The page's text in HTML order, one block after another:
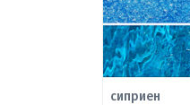
сиприен